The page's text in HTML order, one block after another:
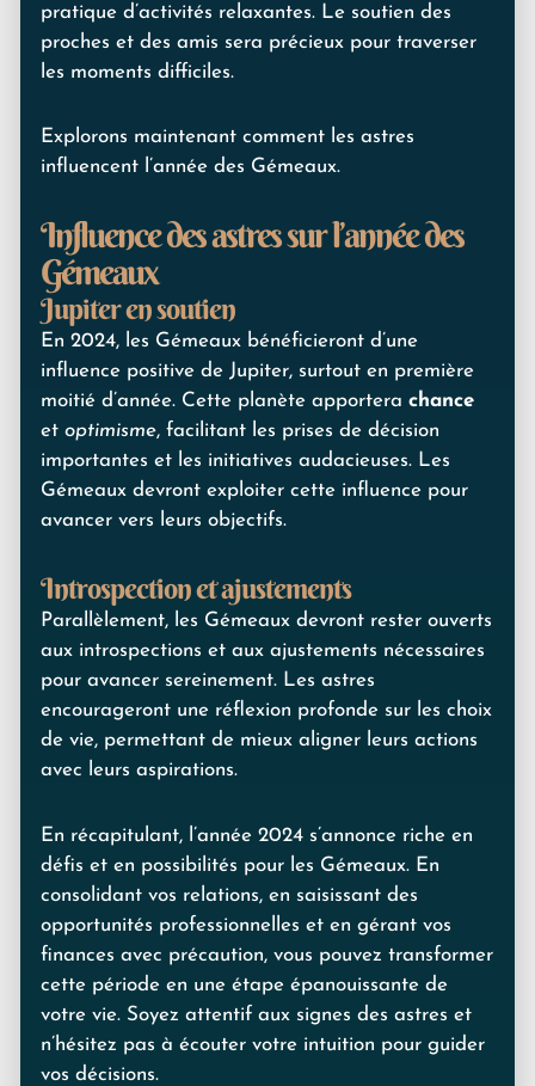
pratique d’activités relaxantes. Le soutien des
proches et des amis sera précieux pour traverser
les moments difficiles.
Explorons maintenant comment les astres
influencent l’année des Gémeaux.
Influence des astres sur l’année des
Gémeaux
Jupiter en soutien
En 2024, les Gémeaux bénéficieront d’une
influence positive de Jupiter, surtout en première
moitié d’année. Cette planète apportera chance
et optimisme, facilitant les prises de décision
importantes et les initiatives audacieuses. Les
Gémeaux devront exploiter cette influence pour
avancer vers leurs objectifs.
Introspection et ajustements
Parallèlement, les Gémeaux devront rester ouverts
aux introspections et aux ajustements nécessaires
pour avancer sereinement. Les astres
encourageront une réflexion profonde sur les choix
de vie, permettant de mieux aligner leurs actions
avec leurs aspirations.
En récapitulant, l’année 2024 s’annonce riche en
défis et en possibilités pour les Gémeaux. En
consolidant vos relations, en saisissant des
opportunités professionnelles et en gérant vos
finances avec précaution, vous pouvez transformer
cette période en une étape épanouissante de
votre vie. Soyez attentif aux signes des astres et
n’hésitez pas à écouter votre intuition pour guider
vos décisions.